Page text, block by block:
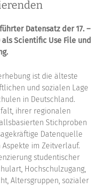
Datensatz der 17. –
als Scientific Use File und
ist die älteste
und sozialen Lage
in Deutschland.
ihrer regionalen
Stichproben
Datenquelle
im Zeitverlauf.
studentischer
Hochschulzugang,
Altersgruppen, sozialer